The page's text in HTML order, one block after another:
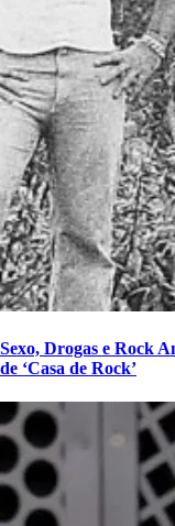
Sexo, Drogas e Rock
de ‘Casa de Rock’